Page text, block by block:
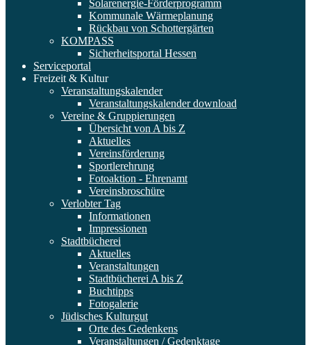
Solarenergie-Förderprogramm
Kommunale Wärmeplanung
Rückbau von Schottergärten
KOMPASS
Sicherheitsportal Hessen
Serviceportal
Freizeit & Kultur
Veranstaltungskalender
Veranstaltungskalender download
Vereine & Gruppierungen
Übersicht von A bis Z
Aktuelles
Vereinsförderung
Sportlerehrung
Fotoaktion - Ehrenamt
Vereinsbroschüre
Verlobter Tag
Informationen
Impressionen
Stadtbücherei
Aktuelles
Veranstaltungen
Stadtbücherei A bis Z
Buchtipps
Fotogalerie
Jüdisches Kulturgut
Orte des Gedenkens
Veranstaltungen / Gedenktage